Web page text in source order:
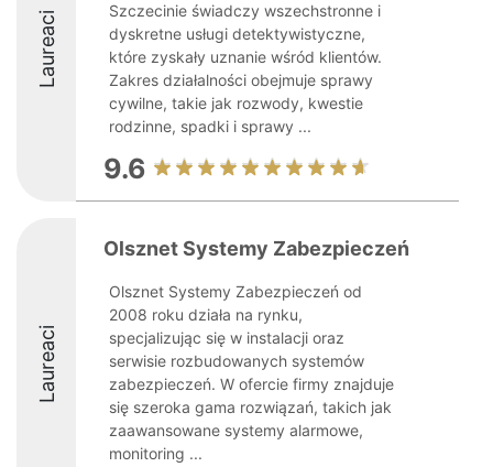
Laureaci
Szczecinie świadczy wszechstronne i
dyskretne usługi detektywistyczne,
które zyskały uznanie wśród klientów.
Zakres działalności obejmuje sprawy
cywilne, takie jak rozwody, kwestie
rodzinne, spadki i sprawy ...
9.6
Laureaci
Olsznet Systemy Zabezpieczeń
Olsznet Systemy Zabezpieczeń od
2008 roku działa na rynku,
specjalizując się w instalacji oraz
serwisie rozbudowanych systemów
zabezpieczeń. W ofercie firmy znajduje
się szeroka gama rozwiązań, takich jak
zaawansowane systemy alarmowe,
monitoring ...